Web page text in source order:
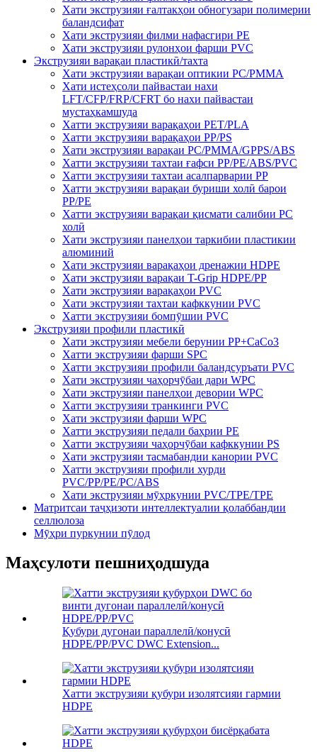
Хати экструзияи ғалтакҳои обногузари полимерии
баландсифат
Хати экструзияи филми нафасгири PE
Хати экструзияи рулонҳои фарши PVC
Экструзияи варақаи пластикӣ/тахта
Хати экструзияи варақаи оптикии PC/PMMA
Хати истеҳсоли пайвастаи нахи
LFT/CFP/FRP/CFRT бо нахи пайвастаи
мустаҳкамшуда
Хатти экструзияи варақаҳои PET/PLA
Хатти экструзияи варақаҳои PP/PS
Хати экструзияи варақаи PC/PMMA/GPPS/ABS
Хатти экструзияи тахтаи ғафси PP/PE/ABS/PVC
Хатти экструзияи тахтаи асалпарварии PP
Хатти экструзияи варақаи буриши холӣ барои
PP/PE
Хатти экструзияи варақаи қисмати салибии PC
холӣ
Хати экструзияи панелҳои таркибии пластикии
алюминий
Хати экструзияи варақаҳои дренажии HDPE
Хати экструзияи варақаи T-Grip HDPE/PP
Хати экструзияи варақаҳои PVC
Хати экструзияи тахтаи кафккунии PVC
Хатти экструзияи бомпӯшии PVC
Экструзияи профили пластикӣ
Хати экструзияи мебели берунии PP+CaCo3
Хатти экструзияи фарши SPC
Хатти экструзияи профили баландсуръати PVC
Хати экструзияи чаҳорчӯбаи дари WPC
Хати экструзияи панелҳои девории WPC
Хатти экструзияи транкинги PVC
Хати экструзияи фарши WPC
Хатти экструзияи педали баҳрии PE
Хатти экструзияи чаҳорчӯбаи кафккунии PS
Хати экструзияи тасмабандии канории PVC
Хатти экструзияи профили хурди
PVC/PP/PE/PC/ABS
Хати экструзияи мӯҳркунии PVC/TPE/TPE
Матритсаи таҷҳизоти интеллектуалии қолаббандии
селлюлоза
Мӯҳри пуркунии пӯлод
Маҳсулоти пешниҳодшуда
Қубури дугонаи параллелӣ/конусӣ
HDPE/PP/PVC DWC Extension...
Хатти экструзияи қубури изолятсияи гармии
HDPE